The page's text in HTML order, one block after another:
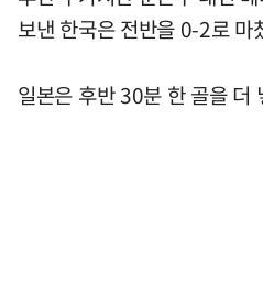
보낸 한국은 전반을 0-2로 마
일본은 후반 30분 한 골을 더